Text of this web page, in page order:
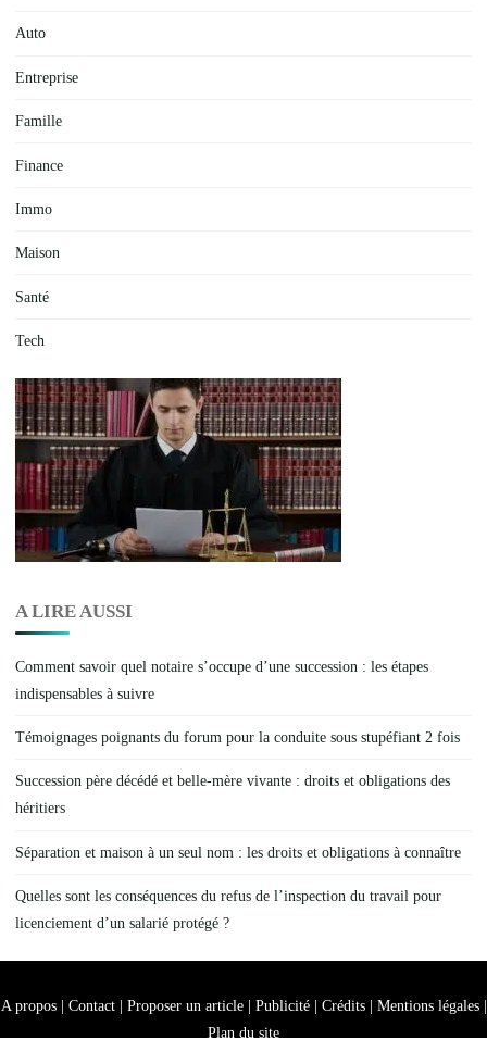
Auto
Entreprise
Famille
Finance
Immo
Maison
Santé
Tech
A LIRE AUSSI
Comment savoir quel notaire s’occupe d’une succession : les étapes
indispensables à suivre
Témoignages poignants du forum pour la conduite sous stupéfiant 2 fois
Succession père décédé et belle-mère vivante : droits et obligations des
héritiers
Séparation et maison à un seul nom : les droits et obligations à connaître
Quelles sont les conséquences du refus de l’inspection du travail pour
licenciement d’un salarié protégé ?
A propos | Contact | Proposer un article | Publicité | Crédits | Mentions légales |
Plan du site